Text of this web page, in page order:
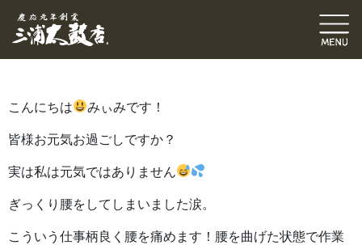
スタッフブログ
竹内未帆（みぃみ）
こんにちは
みぃみです！
皆様お元気お過ごしですか？
実は私は元気ではありません
ぎっくり腰をしてしまいました涙。
こういう仕事柄良く腰を痛めます！腰を曲げた状態で作業